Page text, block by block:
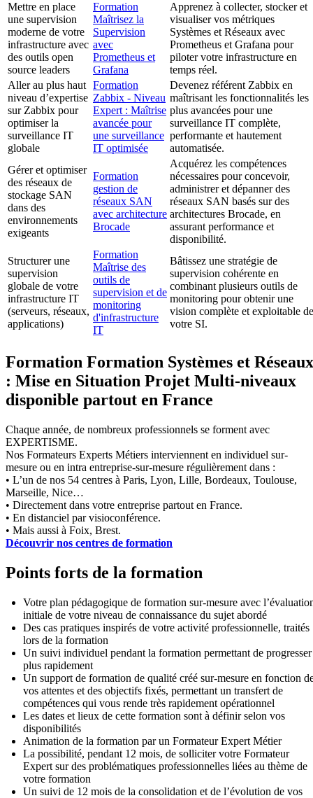
Mettre en place
une supervision
moderne de votre
infrastructure avec
des outils open
source leaders
Formation
Maîtrisez la
Supervision
avec
Prometheus et
Grafana
Apprenez à collecter, stocker et
visualiser vos métriques
Systèmes et Réseaux avec
Prometheus et Grafana pour
piloter votre infrastructure en
temps réel.
Aller au plus haut
niveau d’expertise
sur Zabbix pour
optimiser la
surveillance IT
globale
Formation
Zabbix - Niveau
Expert : Maîtrise
avancée pour
une surveillance
IT optimisée
Devenez référent Zabbix en
maîtrisant les fonctionnalités les
plus avancées pour une
surveillance IT complète,
performante et hautement
automatisée.
Gérer et optimiser
des réseaux de
stockage SAN
dans des
environnements
exigeants
Formation
gestion de
réseaux SAN
avec architecture
Brocade
Acquérez les compétences
nécessaires pour concevoir,
administrer et dépanner des
réseaux SAN basés sur des
architectures Brocade, en
assurant performance et
disponibilité.
Structurer une
supervision
globale de votre
infrastructure IT
(serveurs, réseaux,
applications)
Formation
Maîtrise des
outils de
supervision et de
monitoring
d'infrastructure
IT
Bâtissez une stratégie de
supervision cohérente en
combinant plusieurs outils de
monitoring pour obtenir une
vision complète et exploitable de
votre SI.
Formation Formation Systèmes et Réseaux
: Mise en Situation Projet Multi-niveaux
disponible partout en France
Chaque année, de nombreux professionnels se forment avec
EXPERTISME.
Nos Formateurs Experts Métiers interviennent en individuel sur-
mesure ou en intra entreprise-sur-mesure régulièrement dans :
• L’un de nos 54 centres à Paris, Lyon, Lille, Bordeaux, Toulouse,
Marseille, Nice…
• Directement dans votre entreprise partout en France.
• En distanciel par visioconférence.
• Mais aussi à Foix, Brest.
Découvrir nos centres de formation
Points forts de la formation
Votre plan pédagogique de formation sur-mesure avec
initiale de votre niveau de connaissance du sujet abordé
Des cas pratiques inspirés de votre activité professionnelle, traités
lors de la formation
Un suivi individuel pendant la formation permettant de progresser
plus rapidement
Un support de formation de qualité créé sur-mesure en fonction
vos attentes et des objectifs fixés, permettant un transfert de
compétences qui vous rende très rapidement opérationnel
Les dates et lieux de cette formation sont à définir selon vos
disponibilités
Animation de la formation par un Formateur Expert Métier
La possibilité, pendant 12 mois, de solliciter votre Formateur
Expert sur des problématiques professionnelles liées au thème de
votre formation
Un suivi de 12 mois de la consolidation et de l’évolution de vos